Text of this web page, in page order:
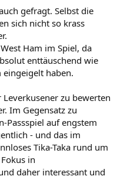
gefragt. Selbst die
sich nicht so krass
Ham im Spiel, da
enttäuschend wie
haben.
zu bewerten
Im Gegensatz zu
Passspiel auf engstem
- und das im
Tika-Taka rund um
in
daher interessant und